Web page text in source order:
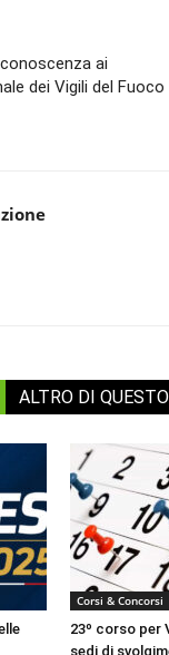
ai
dei Vigili del Fuoco
ALTRO DI
Corsi & Concorsi
23º corso per
sedi di